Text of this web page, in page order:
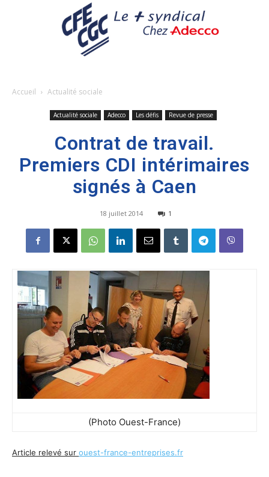
Accueil Actualité sociale
Actualité sociale Adecco Les défis Revue de presse
Contrat de travail.
Premiers CDI intérimaires
signés à Caen
18 juillet 2014 1
(Photo Ouest-France)
Article relevé sur ouest-france-entreprises.fr